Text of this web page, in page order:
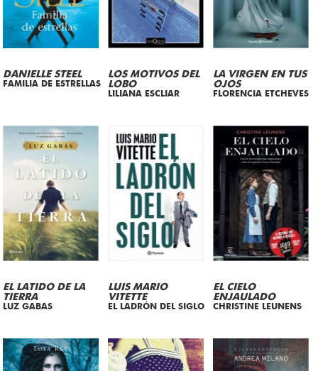
DANIELLE STEEL
FAMILIA DE ESTRELLAS
LOS MOTIVOS DEL
LOBO
LILIANA ESCLIAR
LA VIRGEN EN TUS
OJOS
FLORENCIA ETCHEVES
EL LATIDO DE LA
TIERRA
LUZ GABAS
LUIS MARIO
VITETTE
EL LADRÓN DEL SIGLO
EL CIELO
ENJAULADO
CHRISTINE LEUNENS